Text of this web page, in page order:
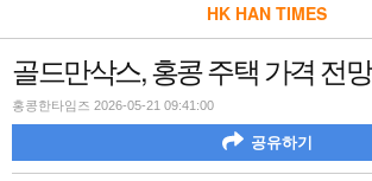
HK HAN TIMES
골드만삭스, 홍콩 주택 가격 전망
홍콩한타임즈 2026-05-21 09:41:00
공유하기